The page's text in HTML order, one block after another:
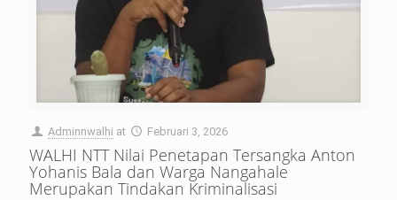
Adminnwalhi at Februari 3, 2026
WALHI NTT Nilai Penetapan Tersangka Anton
Yohanis Bala dan Warga Nangahale
Merupakan Tindakan Kriminalisasi